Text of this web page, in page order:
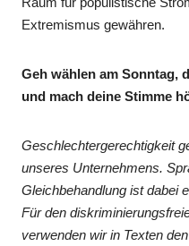
Extremismus gewähren.
Geh wählen am Sonntag,
und mach deine Stimme
Geschlechtergerechtigkeit
unseres Unternehmens.
Gleichbehandlung ist dabei
Für den
verwenden wir in Texten